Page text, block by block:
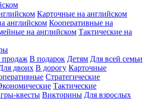
Карточные на английском
английском Кооперативные на
на английском Тактические на
В подарок Детям Для всей семьи
двоих В дорогу Карточные
Стратегические
Тактические
квесты Викторины Для взрослых